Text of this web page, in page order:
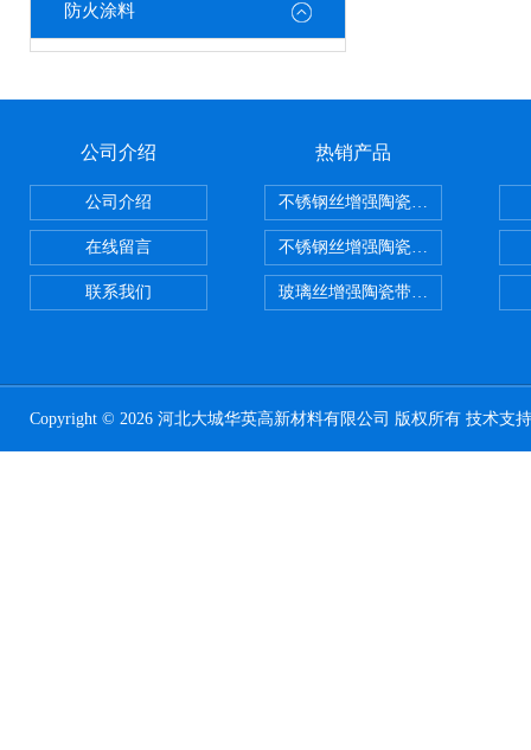
防火涂料
公司介绍
公司介绍
在线留言
联系我们
热销产品
不锈钢丝增强陶瓷纤维布，陶瓷布
不锈钢丝增强陶瓷纤维布应用范围
玻璃丝增强陶瓷带，硅酸铝纤维
Copyright © 2026 河北大城华英高新材料有限公司 版权所有 技术支